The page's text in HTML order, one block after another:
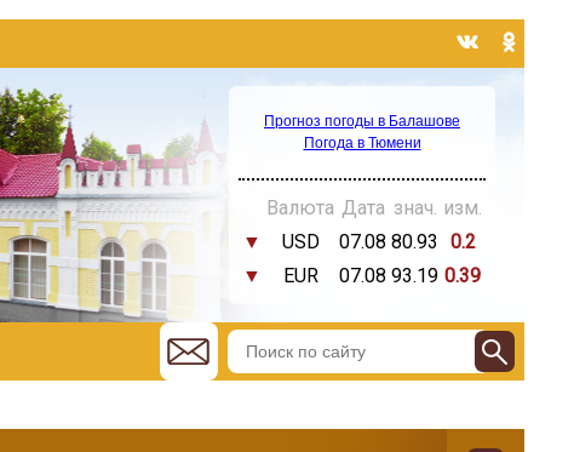
Прогноз погоды в Балашове
Погода в Тюмени
Валюта Дата знач. изм.
▼
USD 07.08 80.93
0.2
▼
EUR 07.08 93.19 0.39